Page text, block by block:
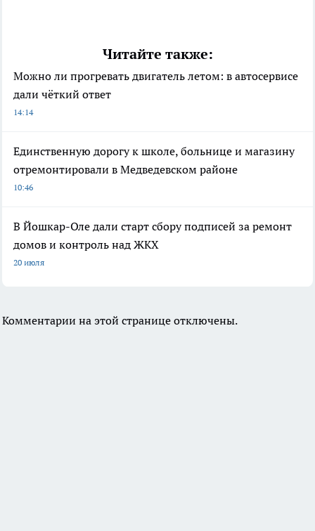
Читайте также:
Можно ли прогревать двигатель летом: в автосервисе
дали чёткий ответ
14:14
Единственную дорогу к школе, больнице и магазину
отремонтировали в Медведевском районе
10:46
В Йошкар-Оле дали старт сбору подписей за ремонт
домов и контроль над ЖКХ
20 июля
Комментарии на этой странице отключены.